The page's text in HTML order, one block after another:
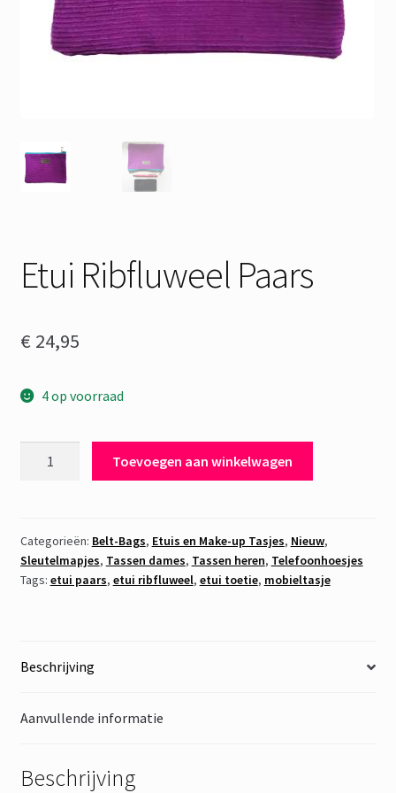
Etui Ribfluweel Paars
€ 24,95
4 op voorraad
Toevoegen aan winkelwagen
Categorieën: Belt-Bags, Etuis en Make-up Tasjes, Nieuw,
Sleutelmapjes, Tassen dames, Tassen heren, Telefoonhoesjes
Tags: etui paars, etui ribfluweel, etui toetie, mobieltasje
Beschrijving
Aanvullende informatie
Beschrijving